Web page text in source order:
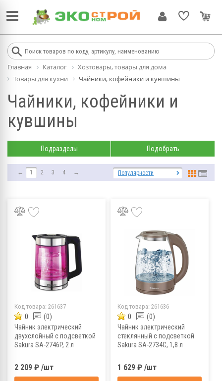
Главная Каталог
Хозтовары, товары для дома
Товары для кухни
Чайники, кофейники и кувшины
Чайники, кофейники и
кувшины
Подразделы Подобрать
← 1 2 3 4 → Популярности
Код товара: 261637
0 (0)
Чайник электрический
двухслойный с подсветкой
Sakura SA-2746P, 2 л
2 209 ₽ /шт
Код товара: 261636
0 (0)
Чайник электрический
стеклянный с подсветкой
Sakura SA-2734C, 1,8 л
1 629 ₽ /шт